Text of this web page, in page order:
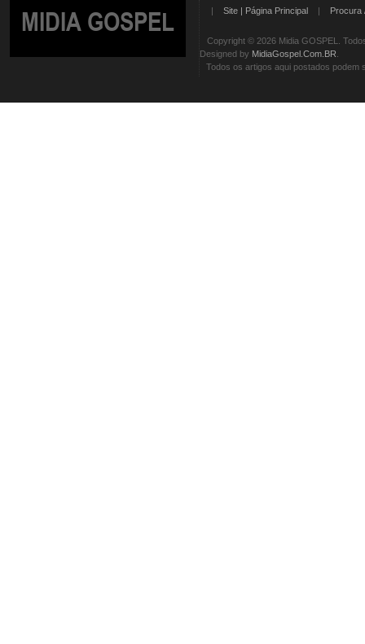
MIDIA GOSPEL | Site | Página Principal | Procura
Copyright © 2026 Midia GOSPEL.
Designed by MidiaGospel.Com.BR
Todos os artigos aqui postados podem